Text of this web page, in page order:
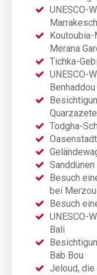
UNESCO-
Marrakesch
Koutoubia-
Merana
Tichka-
UNESCO-
Benhaddou
Quarzazete
Todgha-
Besuch
bei
Besuch
UNESCO-
Bali
Bab Bou
Jeloud,